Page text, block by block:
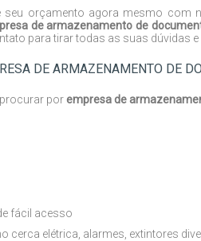
seu orçamento agora mesmo com
de armazenamento de
para tirar todas as suas dúvidas e
DE ARMAZENAMENTO DE
porempresa de
fácil acesso
cerca elétrica, alarmes, extintores